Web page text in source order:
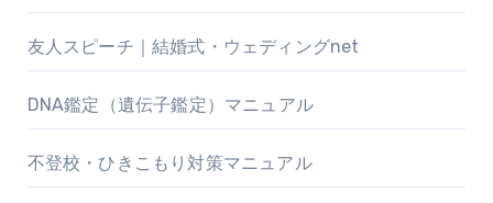
友人スピーチ｜結婚式・ウェディングnet
DNA鑑定（遺伝子鑑定）マニュアル
不登校・ひきこもり対策マニュアル